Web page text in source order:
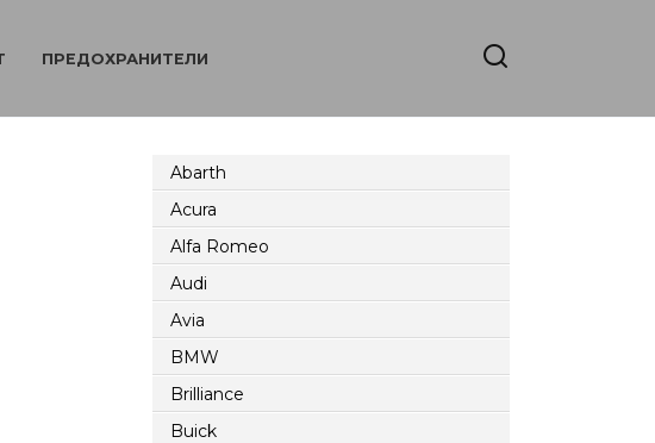
ПРЕДОХРАНИТЕЛИ
Abarth
Acura
Alfa Romeo
Audi
Avia
BMW
Brilliance
Buick